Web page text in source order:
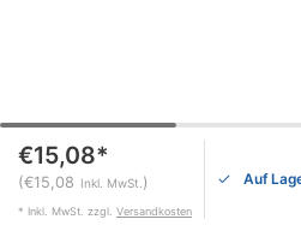
€15,08*
(€15,08 Inkl. MwSt. )
* Inkl. MwSt. zzgl. Versandkosten
Auf